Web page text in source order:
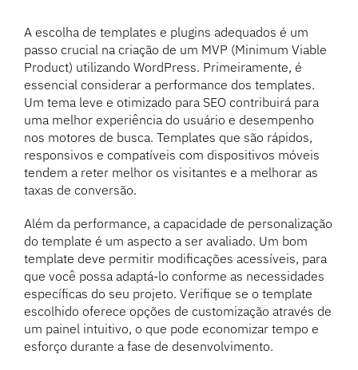
A escolha de templates e plugins adequados é um
passo crucial na criação de um MVP (Minimum Viable
Product) utilizando WordPress. Primeiramente, é
essencial considerar a performance dos templates.
Um tema leve e otimizado para SEO contribuirá para
uma melhor experiência do usuário e desempenho
nos motores de busca. Templates que são rápidos,
responsivos e compatíveis com dispositivos móveis
tendem a reter melhor os visitantes e a melhorar as
taxas de conversão.
Além da performance, a capacidade de personalização
do template é um aspecto a ser avaliado. Um bom
template deve permitir modificações acessíveis, para
que você possa adaptá-lo conforme as necessidades
específicas do seu projeto. Verifique se o template
escolhido oferece opções de customização através de
um painel intuitivo, o que pode economizar tempo e
esforço durante a fase de desenvolvimento.